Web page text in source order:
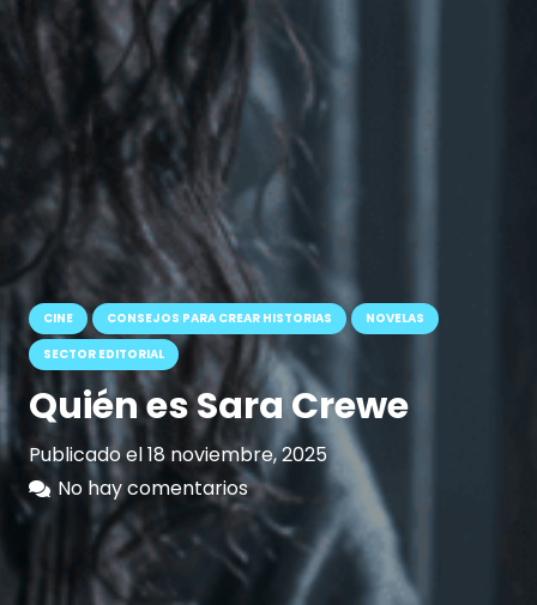
CINE CONSEJOS PARA CREAR HISTORIAS
NOVELAS
SECTOR EDITORIAL
Quién es Sara Crewe
Publicado el18 noviembre, 2025
No hay comentarios